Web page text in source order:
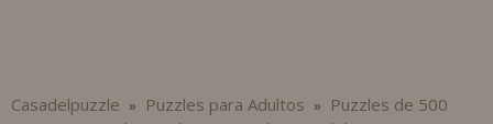
Casadelpuzzle » Puzzles para Adultos »
Puzzles de 500